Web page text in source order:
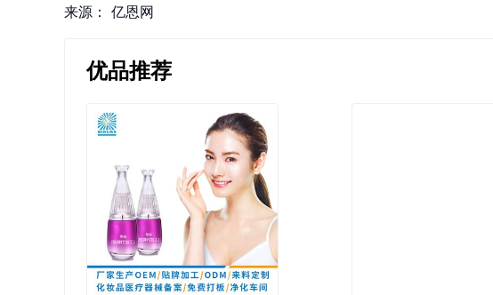
来源： 亿恩网
优品推荐